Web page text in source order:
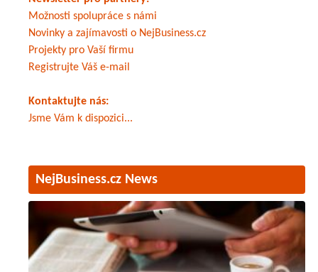
Možnosti spolupráce s námi
Novinky a zajímavosti o NejBusiness.cz
Projekty pro Vaší firmu
Registrujte Váš e-mail
Kontaktujte nás:
Jsme Vám k dispozici...
NejBusiness.cz News